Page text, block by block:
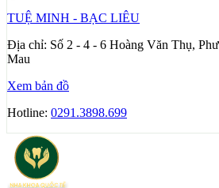
TUỆ MINH - BẠC LIÊU
Địa chỉ: Số 2 - 4 - 6 Hoàng Văn Thụ,
Mau
Xem bản đồ
Hotline: 0291.3898.699